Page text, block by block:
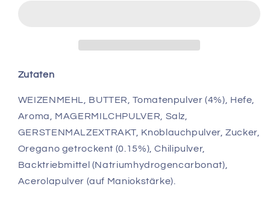
g
Zutaten
WEIZENMEHL, BUTTER, Tomatenpulver (4%), Hefe,
Aroma, MAGERMILCHPULVER, Salz,
GERSTENMALZEXTRAKT, Knoblauchpulver, Zucker,
Oregano getrockent (0.15%), Chilipulver,
Backtriebmittel (Natriumhydrogencarbonat),
Acerolapulver (auf Maniokstärke).